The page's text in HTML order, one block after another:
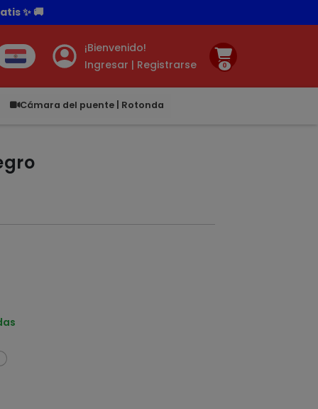
✨ 🚚
¡Bienvenido!
Ingresar | Registrarse
0
Cámara del puente | Rotonda